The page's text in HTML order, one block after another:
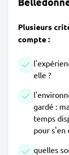
Plusieurs
compte :
elle ?
gardé :
temps
pour s'en
quelles